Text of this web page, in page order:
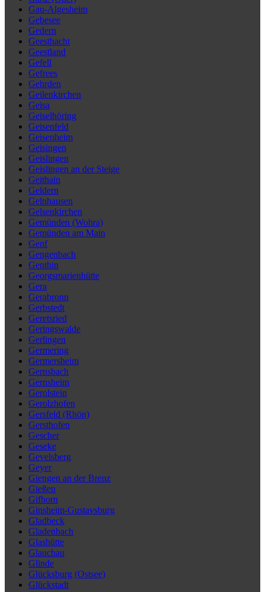
Gau-Algesheim
Gebesee
Gedern
Geesthacht
Geestland
Gefell
Gefrees
Gehrden
Geilenkirchen
Geisa
Geiselhöring
Geisenfeld
Geisenheim
Geisingen
Geislingen
Geislingen an der Steige
Geithain
Geldern
Gelnhausen
Gelsenkirchen
Gemünden (Wohra)
Gemünden am Main
Genf
Gengenbach
Genthin
Georgsmarienhütte
Gera
Gerabronn
Gerbstedt
Geretsried
Geringswalde
Gerlingen
Germering
Germersheim
Gernsbach
Gernsheim
Gerolstein
Gerolzhofen
Gersfeld (Rhön)
Gersthofen
Gescher
Geseke
Gevelsberg
Geyer
Giengen an der Brenz
Gießen
Gifhorn
Ginsheim-Gustavsburg
Gladbeck
Gladenbach
Glashütte
Glauchau
Glinde
Glücksburg (Ostsee)
Glückstadt